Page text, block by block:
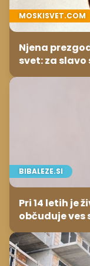
MOSKISVET.COM
Njena
svet: za
BIBALEZE.SI
Pri 14 letih je
občuduje ves